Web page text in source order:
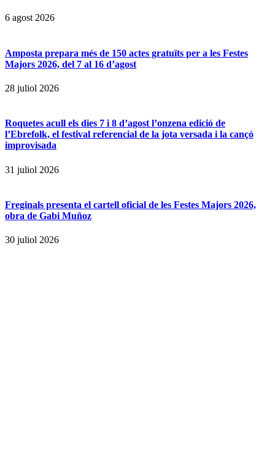
6 agost 2026
Amposta prepara més de 150 actes gratuïts per a les Festes
Majors 2026, del 7 al 16 d’agost
28 juliol 2026
Roquetes acull els dies 7 i 8 d’agost l’onzena edició de
l’Ebrefolk, el festival referencial de la jota versada i la cançó
improvisada
31 juliol 2026
Freginals presenta el cartell oficial de les Festes Majors 2026,
obra de Gabi Muñoz
30 juliol 2026